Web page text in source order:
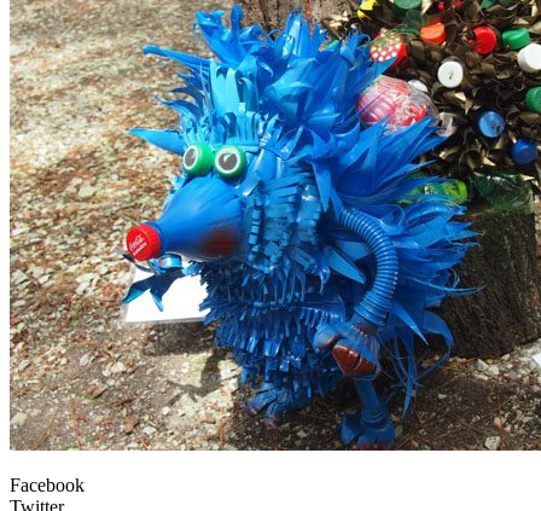
Facebook
Twitter